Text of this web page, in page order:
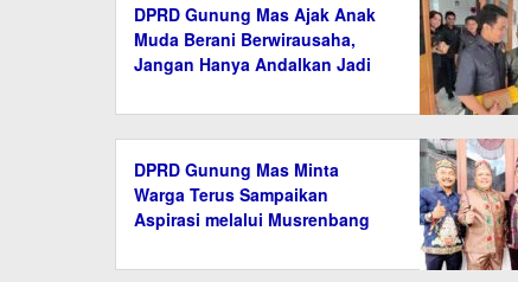
DPRD Gunung Mas Ajak Anak
Muda Berani Berwirausaha,
Jangan Hanya Andalkan Jadi
DPRD Gunung Mas Minta
Warga Terus Sampaikan
Aspirasi melalui Musrenbang